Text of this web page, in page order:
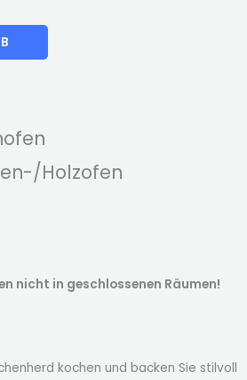
Holzofen
nicht in geschlossenen Räumen!
kochen und backen Sie stilvoll